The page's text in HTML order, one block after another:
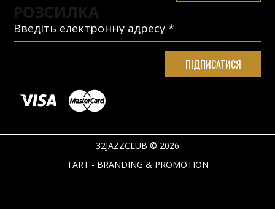
РОЗСИЛКА
32JAZZCLUB © 2026
TART - BRANDING & PROMOTION